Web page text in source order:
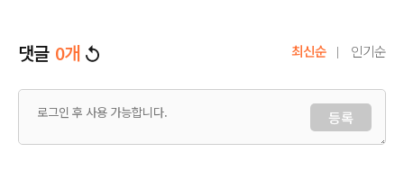
댓글 0개 최신순 인기순
등록